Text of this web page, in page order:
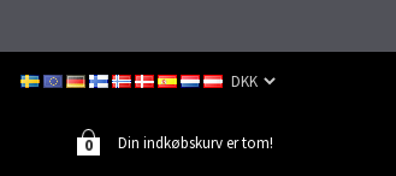
Din indkøbskurv er tom!
0